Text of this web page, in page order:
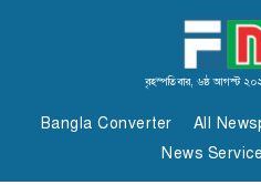
বৃহস্পতিবার, ৬ষ্ঠ আগস্ট
Bangla Converter All
News Service